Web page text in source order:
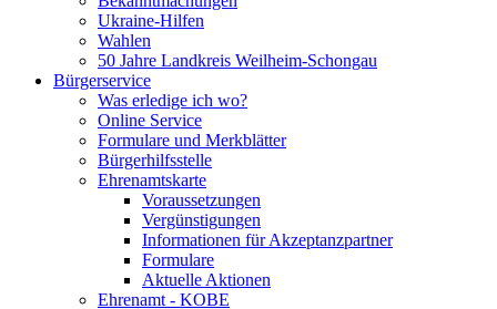
Ukraine-Hilfen
Wahlen
50 Jahre Landkreis Weilheim-Schongau
Bürgerservice
Was erledige ich wo?
Online Service
Formulare und Merkblätter
Bürgerhilfsstelle
Ehrenamtskarte
Voraussetzungen
Vergünstigungen
Informationen für Akzeptanzpartner
Formulare
Aktuelle Aktionen
Ehrenamt - KOBE